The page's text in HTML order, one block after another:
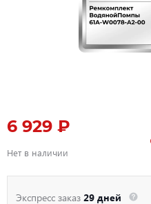
6 929 ₽
Нет в наличии
Экспресс заказ 29 дней